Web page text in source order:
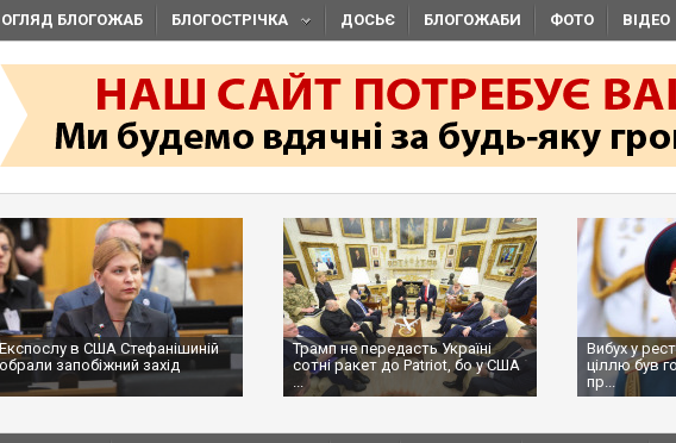
ОГЛЯД БЛОГОЖАБ БЛОГОСТРІЧКА ДОСЬЄ БЛОГОЖАБИ ФОТО ВІДЕО
Експослу в США Стефанішиній
обрали запобіжний захід
Трамп не передасть Україні
сотні ракет до Patriot, бо у США
...
Вибух у
ціллю був
пр...